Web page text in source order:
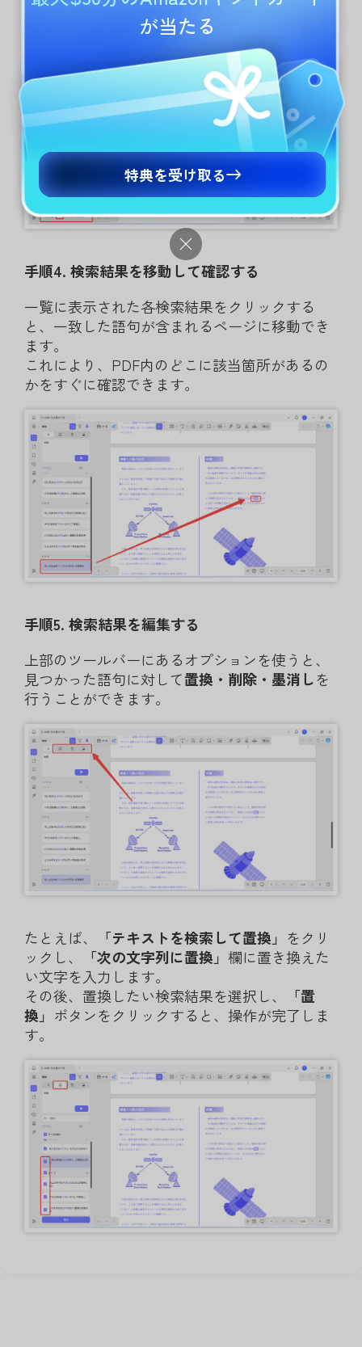
示されます。意味的に関連する語句は、
青色で
されます。
手順4. 検索結果を移動して確認する
一覧に表示された各検索結果をクリックする
と、一致した語句が含まれるページに移動でき
ます。
これにより、PDF内のどこに該当箇所があるの
かをすぐに確認できます。
手順5. 検索結果を編集する
上部のツールバーにあるオプションを使うと、
見つかった語句に対して置換・削除・墨消しを
行うことができます。
たとえば、 「テキストを検索して置換」 をクリ
ックし、
「次の文字列に置換」 欄に置き換えた
い文字を入力します。
その後、置換したい検索結果を選択し、
「置
換」 ボタンをクリックすると、操作が完了しま
す。
が当たる
特典を受け取る